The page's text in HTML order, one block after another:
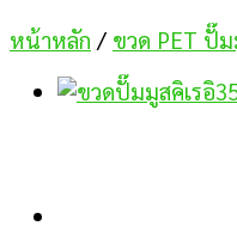
หน้าหลัก / ขวด PET ปั๊